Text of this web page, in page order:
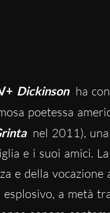
Dickinson ha
poetessa
nel 2011),
e i suoi amici.
e della
a metà